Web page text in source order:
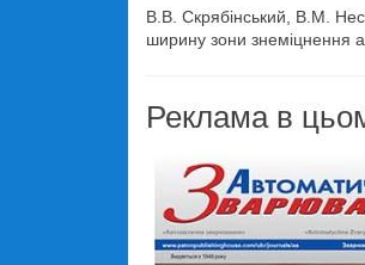
В.В. Скрябінський, В.М.
ширину зони знеміцнення
Реклама в